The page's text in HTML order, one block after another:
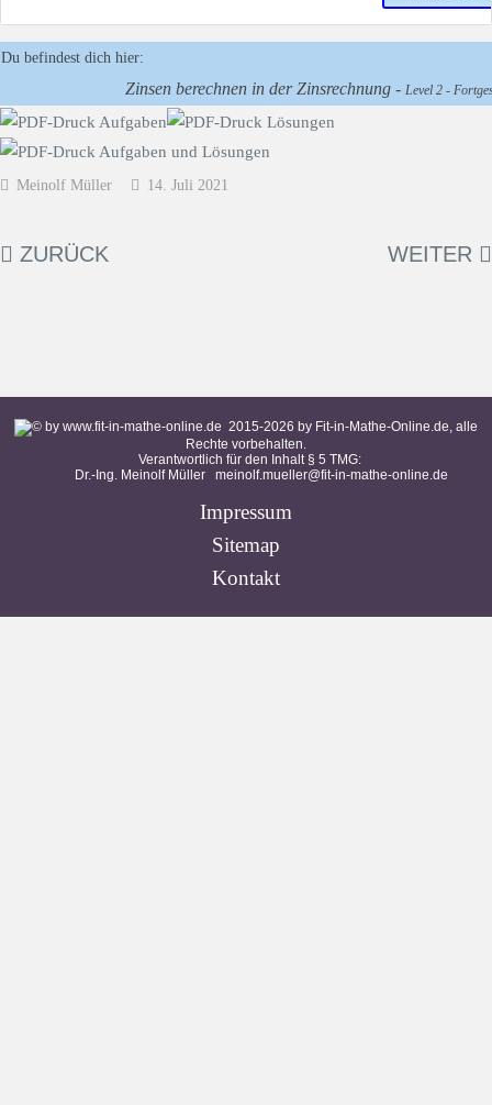
Du befindest dich hier:
Zinsen berechnen in der Zinsrechnung - Level 2 -
Meinolf Müller 14. Juli 2021
ZURÜCK WEITER
2015-2026 by Fit-in-Mathe-Online.de, alle
Rechte vorbehalten.
Verantwortlich für den Inhalt § 5 TMG:
Dr.-Ing. Meinolf Müller meinolf.mueller@fit-in-mathe-online.de
Impressum
Sitemap
Kontakt